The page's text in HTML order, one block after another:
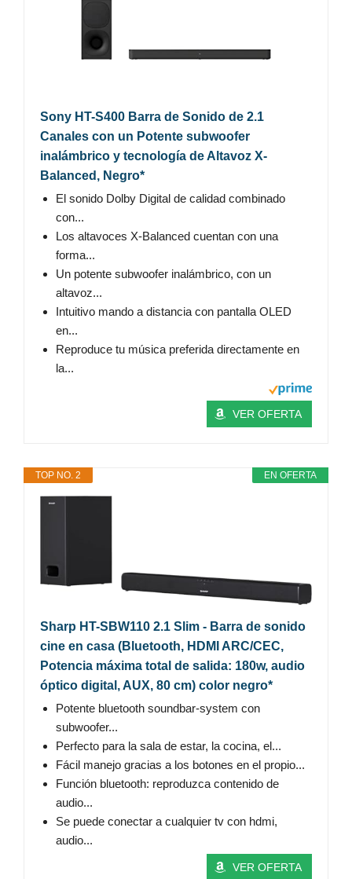
Sony HT-S400 Barra de Sonido de 2.1
Canales con un Potente subwoofer
inalámbrico y tecnología de Altavoz X-
Balanced, Negro*
El sonido Dolby Digital de calidad combinado
con...
Los altavoces X-Balanced cuentan con una
forma...
Un potente subwoofer inalámbrico, con un
altavoz...
Intuitivo mando a distancia con pantalla OLED
en...
Reproduce tu música preferida directamente en
la...
VER OFERTA
EN OFERTA
TOP NO. 2
Sharp HT-SBW110 2.1 Slim - Barra de sonido
cine en casa (Bluetooth, HDMI ARC/CEC,
Potencia máxima total de salida: 180w, audio
óptico digital, AUX, 80 cm) color negro*
Potente bluetooth soundbar-system con
subwoofer...
Perfecto para la sala de estar, la cocina, el...
Fácil manejo gracias a los botones en el propio...
Función bluetooth: reproduzca contenido de
audio...
Se puede conectar a cualquier tv con hdmi,
audio...
VER OFERTA